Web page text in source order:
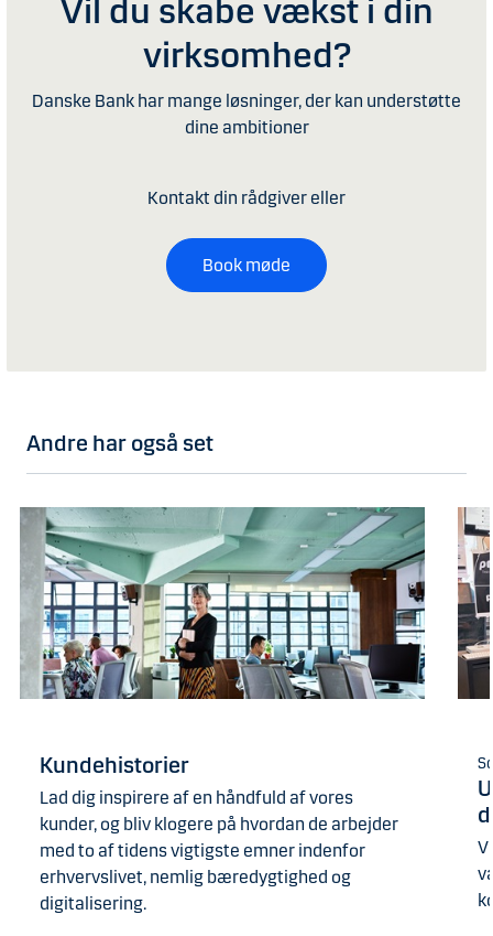
Vil du skabe vækst i din
virksomhed?
Danske Bank har mange løsninger, der kan understøtte
dine ambitioner
Kontakt din rådgiver eller
Book møde
Andre har også set
Kundehistorier
Lad dig inspirere af en håndfuld af vores
kunder, og bliv klogere på hvordan de arbejder
med to af tidens vigtigste emner indenfor
erhvervslivet, nemlig bæredygtighed og
digitalisering.